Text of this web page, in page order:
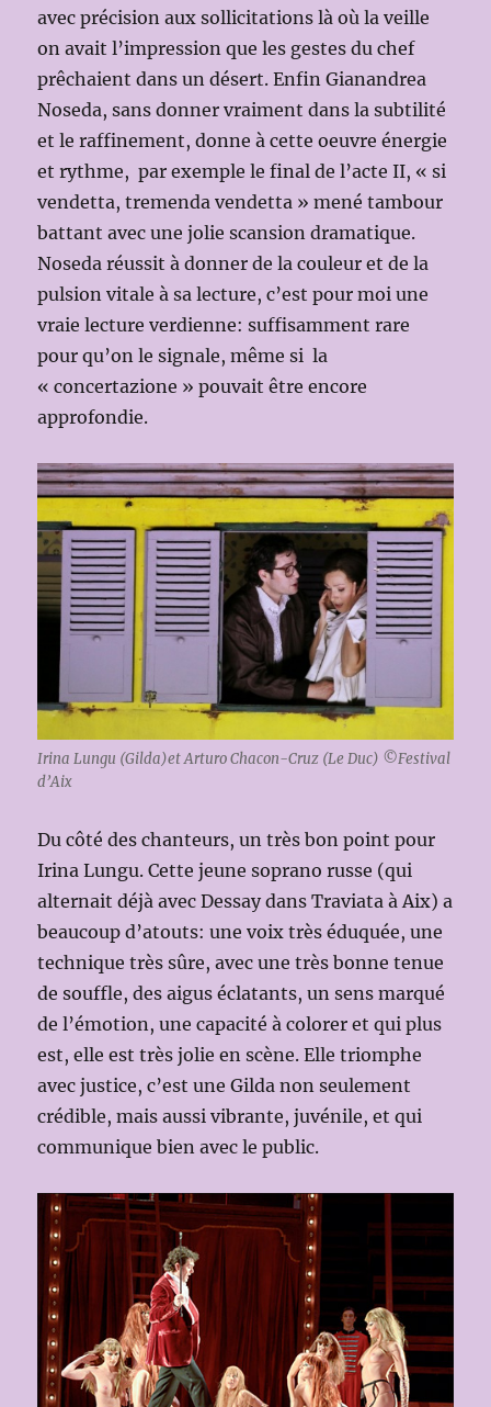
avec précision aux sollicitations là où la veille
on avait l’impression que les gestes du chef
prêchaient dans un désert. Enfin Gianandrea
Noseda, sans donner vraiment dans la subtilité
et le raffinement, donne à cette oeuvre énergie
et rythme, par exemple le final de l’acte II, « si
vendetta, tremenda vendetta » mené tambour
battant avec une jolie scansion dramatique.
Noseda réussit à donner de la couleur et de la
pulsion vitale à sa lecture, c’est pour moi une
vraie lecture verdienne: suffisamment rare
pour qu’on le signale, même si la
« concertazione » pouvait être encore
approfondie.
Irina Lungu (Gilda)et Arturo Chacon-Cruz (Le Duc) ©Festival
d’Aix
Du côté des chanteurs, un très bon point pour
Irina Lungu. Cette jeune soprano russe (qui
alternait déjà avec Dessay dans Traviata à Aix) a
beaucoup d’atouts: une voix très éduquée, une
technique très sûre, avec une très bonne tenue
de souffle, des aigus éclatants, un sens marqué
de l’émotion, une capacité à colorer et qui plus
est, elle est très jolie en scène. Elle triomphe
avec justice, c’est une Gilda non seulement
crédible, mais aussi vibrante, juvénile, et qui
communique bien avec le public.